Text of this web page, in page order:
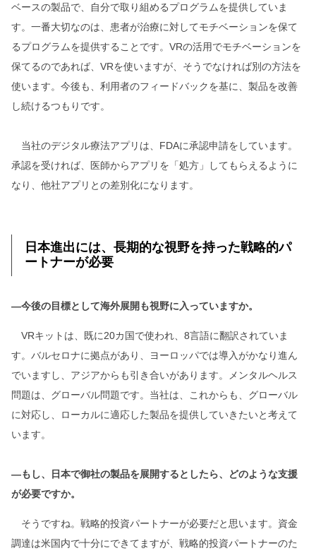
ベースの製品で、自分で取り組めるプログラムを提供していま
す。一番大切なのは、患者が治療に対してモチベーションを保て
るプログラムを提供することです。VRの活用でモチベーションを
保てるのであれば、VRを使いますが、そうでなければ別の方法を
使います。今後も、利用者のフィードバックを基に、製品を改善
し続けるつもりです。
当社のデジタル療法アプリは、FDAに承認申請をしています。
承認を受ければ、医師からアプリを「処方」してもらえるように
なり、他社アプリとの差別化になります。
日本進出には、長期的な視野を持った戦略的パ
ートナーが必要
―今後の目標として海外展開も視野に入っていますか。
VRキットは、既に20カ国で使われ、8言語に翻訳されていま
す。バルセロナに拠点があり、ヨーロッパでは導入がかなり進ん
でいますし、アジアからも引き合いがあります。メンタルヘルス
問題は、グローバル問題です。当社は、これからも、グローバル
に対応し、ローカルに適応した製品を提供していきたいと考えて
います。
―もし、日本で御社の製品を展開するとしたら、どのような支援
が必要ですか。
そうですね。戦略的投資パートナーが必要だと思います。資金
調達は米国内で十分にできてますが、戦略的投資パートナーのた